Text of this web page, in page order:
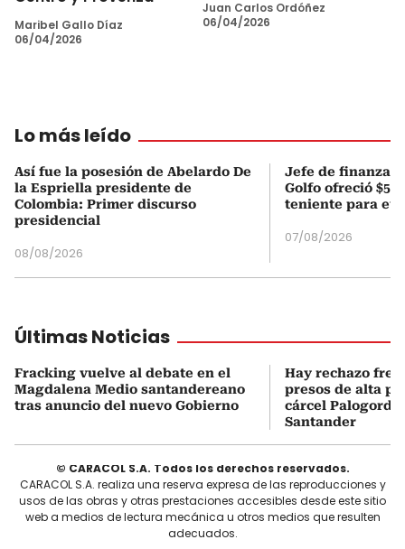
Maribel Gallo Díaz
06/04/2026
Juan Carlos Ordóñez
06/04/2026
Lo más leído
Así fue la posesión de Abelardo De
la Espriella presidente de
Colombia: Primer discurso
presidencial
08/08/2026
Jefe de finanzas
Golfo ofreció
teniente para
07/08/2026
Últimas Noticias
Fracking vuelve al debate en el
Magdalena Medio santandereano
tras anuncio del nuevo Gobierno
Hay rechazo
presos de alta
cárcel Palogordo
Santander
© CARACOL S.A. Todos los derechos reservados.
CARACOL S.A. realiza una reserva expresa de las reproducciones y
usos de las obras y otras prestaciones accesibles desde este sitio
web a medios de lectura mecánica u otros medios que resulten
adecuados.